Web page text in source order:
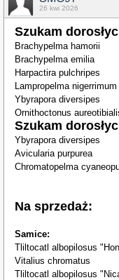
26 kwi 2026
Szukam
Brachypelma hamorii
Brachypelma emilia
Harpactira pulchripes
Lampropelma nigerrimum
Ybyrapora diversipes
Ornithoctonus
Szukam
Ybyrapora diversipes
Avicularia purpurea
Chromatopelma
Na sprzedaż:
Samice:
Tliltocatl
Vitalius
Tliltocatl albopilosus